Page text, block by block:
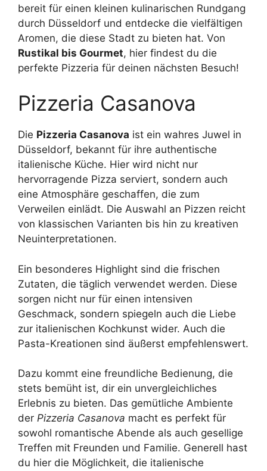
bereit für einen kleinen kulinarischen Rundgang
durch Düsseldorf und entdecke die vielfältigen
Aromen, die diese Stadt zu bieten hat. Von
Rustikal bis Gourmet, hier findest du die
perfekte Pizzeria für deinen nächsten Besuch!
Pizzeria Casanova
Die Pizzeria Casanova ist ein wahres Juwel in
Düsseldorf, bekannt für ihre authentische
italienische Küche. Hier wird nicht nur
hervorragende Pizza serviert, sondern auch
eine Atmosphäre geschaffen, die zum
Verweilen einlädt. Die Auswahl an Pizzen reicht
von klassischen Varianten bis hin zu kreativen
Neuinterpretationen.
Ein besonderes Highlight sind die frischen
Zutaten, die täglich verwendet werden. Diese
sorgen nicht nur für einen intensiven
Geschmack, sondern spiegeln auch die Liebe
zur italienischen Kochkunst wider. Auch die
Pasta-Kreationen sind äußerst empfehlenswert.
Dazu kommt eine freundliche Bedienung, die
stets bemüht ist, dir ein unvergleichliches
Erlebnis zu bieten. Das gemütliche Ambiente
der Pizzeria Casanova macht es perfekt für
sowohl romantische Abende als auch gesellige
Treffen mit Freunden und Familie. Generell hast
du hier die Möglichkeit, die italienische